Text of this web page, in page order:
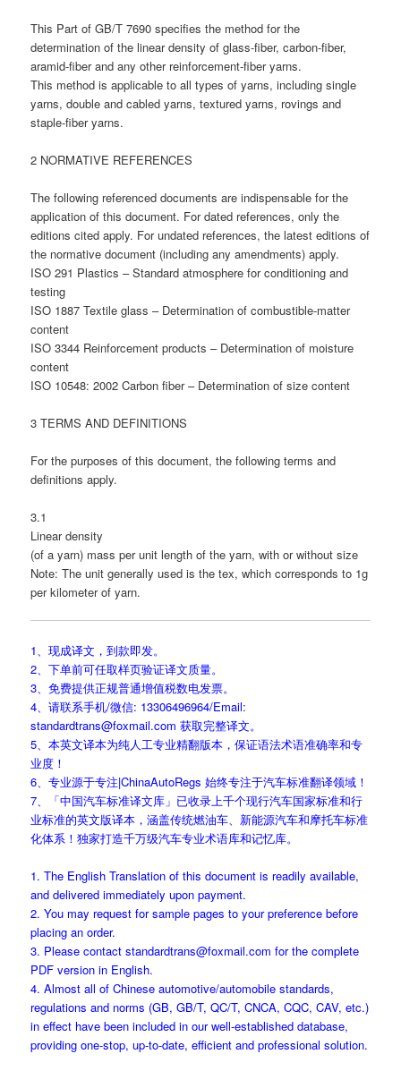
This Part of GB/T 7690 specifies the method for the
determination of the linear density of glass-fiber, carbon-fiber,
aramid-fiber and any other reinforcement-fiber yarns.
This method is applicable to all types of yarns, including single
yarns, double and cabled yarns, textured yarns, rovings and
staple-fiber yarns.
2 NORMATIVE REFERENCES
The following referenced documents are indispensable for the
application of this document. For dated references, only the
editions cited apply. For undated references, the latest editions of
the normative document (including any amendments) apply.
ISO 291 Plastics – Standard atmosphere for conditioning and
testing
ISO 1887 Textile glass – Determination of combustible-matter
content
ISO 3344 Reinforcement products – Determination of moisture
content
ISO 10548: 2002 Carbon fiber – Determination of size content
3 TERMS AND DEFINITIONS
For the purposes of this document, the following terms and
definitions apply.
3.1
Linear density
(of a yarn) mass per unit length of the yarn, with or without size
Note: The unit generally used is the tex, which corresponds to 1g
per kilometer of yarn.
1、现成译文，到款即发。
2、下单前可任取样页验证译文质量。
3、免费提供正规普通增值税数电发票。
4、请联系手机/微信: 13306496964/Email:
standardtrans@foxmail.com 获取完整译文。
5、本英文译本为纯人工专业精翻版本，保证语法术语准确率和专
业度！
6、专业源于专注|ChinaAutoRegs 始终专注于汽车标准翻译领域！
7、「中国汽车标准译文库」已收录上千个现行汽车国家标准和行
业标准的英文版译本，涵盖传统燃油车、新能源汽车和摩托车标准
化体系！独家打造千万级汽车专业术语库和记忆库。
1. The English Translation of this document is readily available,
and delivered immediately upon payment.
2. You may request for sample pages to your preference before
placing an order.
3. Please contact standardtrans@foxmail.com for the complete
PDF version in English.
4. Almost all of Chinese automotive/automobile standards,
regulations and norms (GB, GB/T, QC/T, CNCA, CQC, CAV, etc.)
in effect have been included in our well-established database,
providing one-stop, up-to-date, efficient and professional solution.